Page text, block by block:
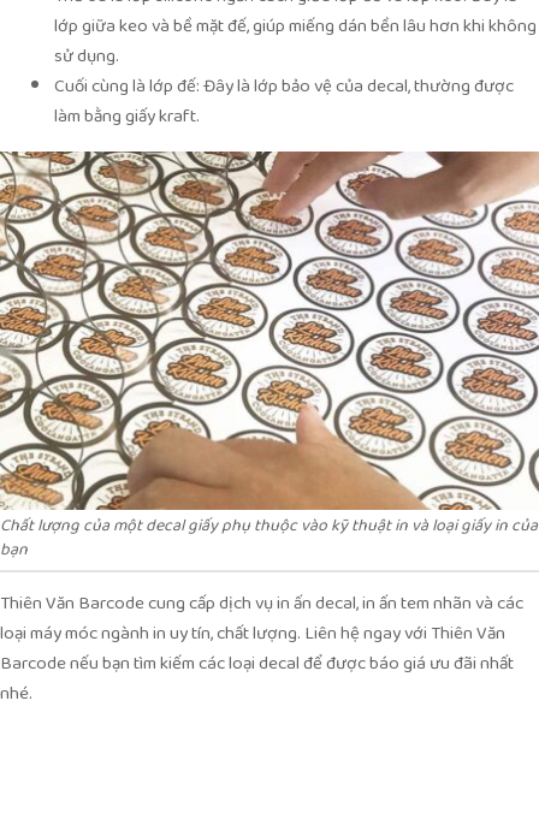
lớp giữa keo và bề mặt đế, giúp miếng dán bền lâu hơn khi không
sử dụng.
Cuối cùng là lớp đế: Đây là lớp bảo vệ của decal, thường được
làm bằng giấy kraft.
Chất lượng của một decal giấy phụ thuộc vào kỹ thuật in và loại giấy in của
bạn
Thiên Văn Barcode cung cấp dịch vụ in ấn decal, in ấn tem nhãn và các
loại máy móc ngành in uy tín, chất lượng. Liên hệ ngay với Thiên Văn
Barcode nếu bạn tìm kiếm các loại decal để được báo giá ưu đãi nhất
nhé.